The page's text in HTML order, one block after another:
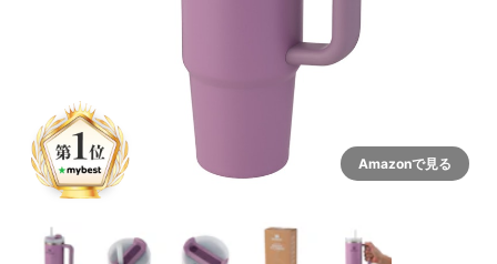
Amazonで見る